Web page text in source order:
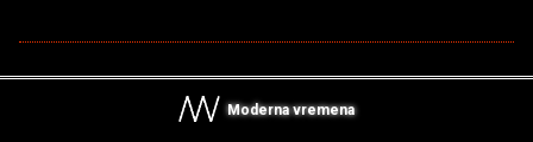
Moderna vremena